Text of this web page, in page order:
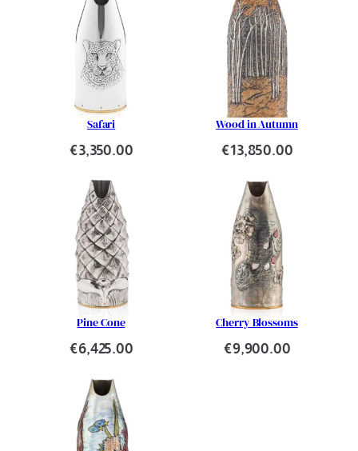
Safari
€3,350.00
Wood in Autumn
€13,850.00
Pine Cone
€6,425.00
Cherry Blossoms
€9,900.00